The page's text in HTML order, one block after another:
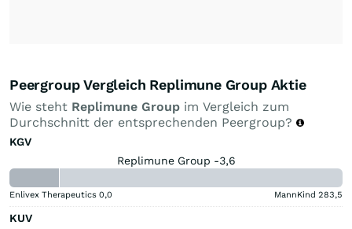
Peergroup Vergleich Replimune Group Aktie
Wie steht Replimune Group im Vergleich zum
Durchschnitt der entsprechenden Peergroup?
KGV
Replimune Group -3,6
Enlivex Therapeutics 0,0 MannKind 283,5
KUV